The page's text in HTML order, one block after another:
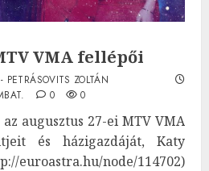
VMA fellépői
PETRÁSOVITS ZOLTÁN
0 0
augusztus 27-ei MTV VMA
és házigazdáját, Katy
node/114702)